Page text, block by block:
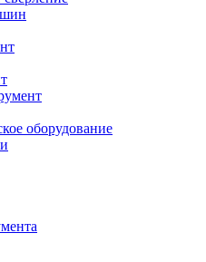
оборудование